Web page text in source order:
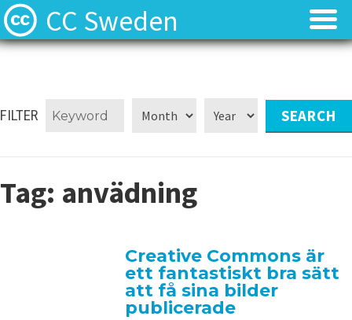
CC Sweden
Nyheter
Nyheter
FILTER
Tag: anvädning
Creative Commons är
ett fantastiskt bra sätt
att få sina bilder
publicerade